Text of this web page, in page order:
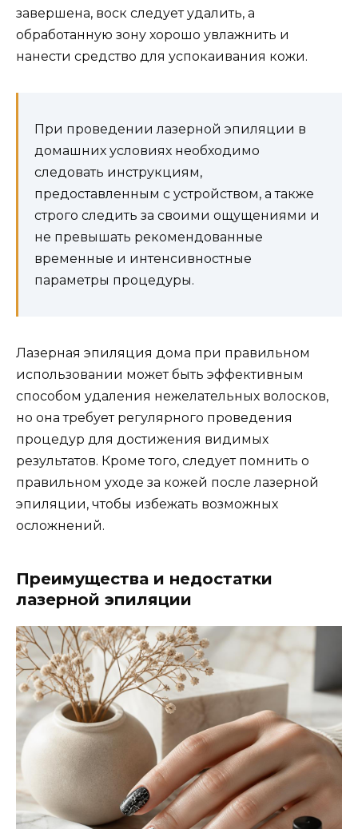
завершена, воск следует удалить, а
обработанную зону хорошо увлажнить и
нанести средство для успокаивания кожи.
При проведении лазерной эпиляции в
домашних условиях необходимо
следовать инструкциям,
предоставленным с устройством, а также
строго следить за своими ощущениями и
не превышать рекомендованные
временные и интенсивностные
параметры процедуры.
Лазерная эпиляция дома при правильном
использовании может быть эффективным
способом удаления нежелательных волосков,
но она требует регулярного проведения
процедур для достижения видимых
результатов. Кроме того, следует помнить о
правильном уходе за кожей после лазерной
эпиляции, чтобы избежать возможных
осложнений.
Преимущества и недостатки
лазерной эпиляции